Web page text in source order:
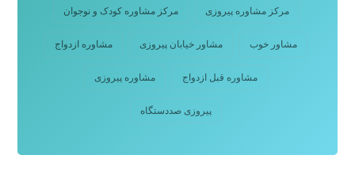
مرکز مشاوره پیروزی مرکز مشاوره کودک و نوجوان
مشاور خوب مشاور خیابان پیروزی مشاوره ازدواج
مشاوره قبل ازدواج مشاوره پیروزی
پیروزی صددستگاه